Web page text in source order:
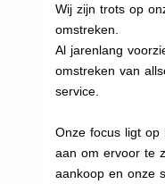
Wij zijn trots op
omstreken.
Al jarenlang
omstreken van
service.
Onze focus ligt op
aan om ervoor te
aankoop en onze